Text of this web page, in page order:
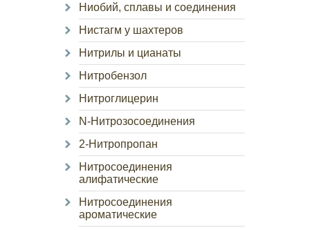
Ниобий, сплавы и соединения
Нистагм у шахтеров
Нитрилы и цианаты
Нитробензол
Нитроглицерин
N-Нитрозосоединения
2-Нитропропан
Нитросоединения
алифатические
Нитросоединения
ароматические